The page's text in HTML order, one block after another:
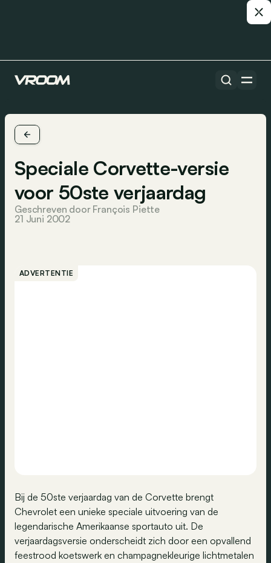
Speciale Corvette-versie
voor 50ste verjaardag
Geschreven door François Piette
21 Juni 2002
ADVERTENTIE
Bij de 50ste verjaardag van de Corvette brengt
Chevrolet een unieke speciale uitvoering van de
legendarische Amerikaanse sportauto uit. De
verjaardagsversie onderscheidt zich door een opvallend
feestrood koetswerk en champagnekleurige lichtmetalen